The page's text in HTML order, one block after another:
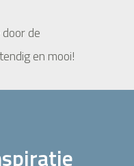
de
en mooi!